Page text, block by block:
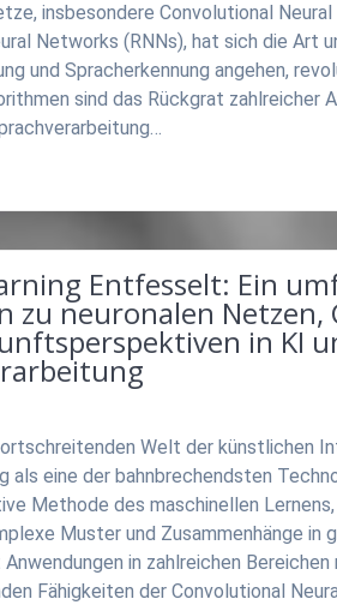
insbesondere Convolutional
Networks (RNNs), hat sich die Art
und Spracherkennung angehen,
sind das Rückgrat zahlreicher
Entfesselt: Ein
zu neuronalen Netzen,
in KI
Welt der künstlichen
als eine der bahnbrechendsten
Methode des maschinellen
Muster und Zusammenhänge in
Anwendungen in zahlreichen
Fähigkeiten der Convolutional